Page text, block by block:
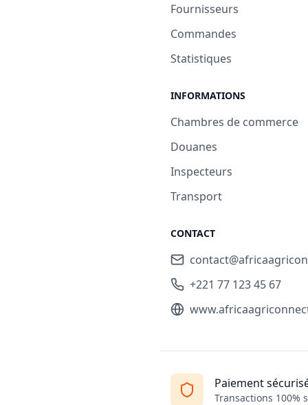
Fournisseurs
Commandes
Statistiques
INFORMATIONS
Chambres de commerce
Douanes
Inspecteurs
Transport
CONTACT
+221 77 123 45 67
Paiement
Transactions 100%